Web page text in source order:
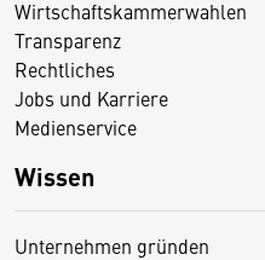
Wirtschaftskammerwahlen
Transparenz
Rechtliches
Jobs und Karriere
Medienservice
Wissen
Unternehmen gründen